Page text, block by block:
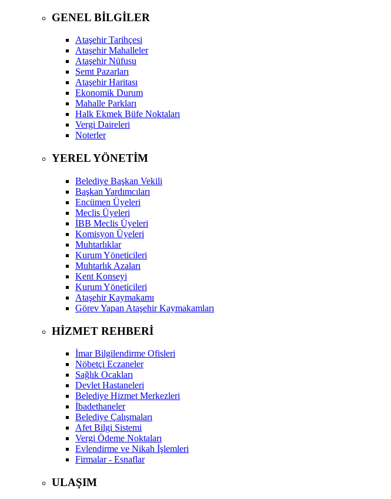
GENEL BİLGİLER
Ataşehir Tarihçesi
Ataşehir Mahalleler
Ataşehir Nüfusu
Semt Pazarları
Ataşehir Haritası
Ekonomik Durum
Mahalle Parkları
Halk Ekmek Büfe Noktaları
Vergi Daireleri
Noterler
YEREL YÖNETİM
Belediye Başkan Vekili
Başkan Yardımcıları
Encümen Üyeleri
Meclis Üyeleri
İBB Meclis Üyeleri
Komisyon Üyeleri
Muhtarlıklar
Kurum Yöneticileri
Muhtarlık Azaları
Kent Konseyi
Kurum Yöneticileri
Ataşehir Kaymakamı
Görev Yapan Ataşehir Kaymakamları
HİZMET REHBERİ
İmar Bilgilendirme Ofisleri
Nöbetçi Eczaneler
Sağlık Ocakları
Devlet Hastaneleri
Belediye Hizmet Merkezleri
İbadethaneler
Belediye Çalışmaları
Afet Bilgi Sistemi
Vergi Ödeme Noktaları
Evlendirme ve Nikah İşlemleri
Firmalar - Esnaflar
ULAŞIM